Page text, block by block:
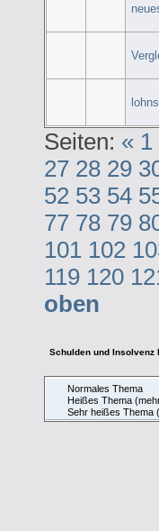
Seiten: « 1
27 28 29
52 53 54
77 78 79
101 102
119 120
oben
Schulden und Insolvenz
Normales Thema
Heißes Thema
Sehr heißes Thema